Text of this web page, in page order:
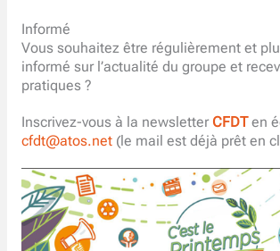
Informé
Vous souhaitez être régulièrement et
informé sur l’actualité du groupe et
pratiques ?
Inscrivez-vous à la newsletter CFDTen
cfdt@atos.net(le mail est déjà prêt en